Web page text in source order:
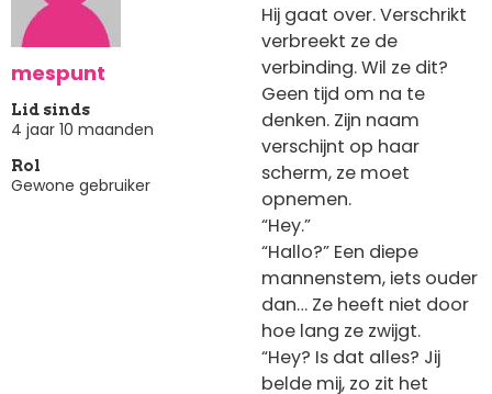
mespunt
Lid sinds
4 jaar 10 maanden
Rol
Gewone gebruiker
Hij gaat over. Verschrikt
verbreekt ze de
verbinding. Wil ze dit?
Geen tijd om na te
denken. Zijn naam
verschijnt op haar
scherm, ze moet
opnemen.
“Hey.”
“Hallo?” Een diepe
mannenstem, iets ouder
dan… Ze heeft niet door
hoe lang ze zwijgt.
“Hey? Is dat alles? Jij
belde mij, zo zit het